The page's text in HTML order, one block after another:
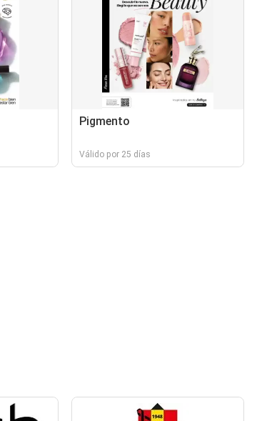
Pigmento
Válido por 25 días